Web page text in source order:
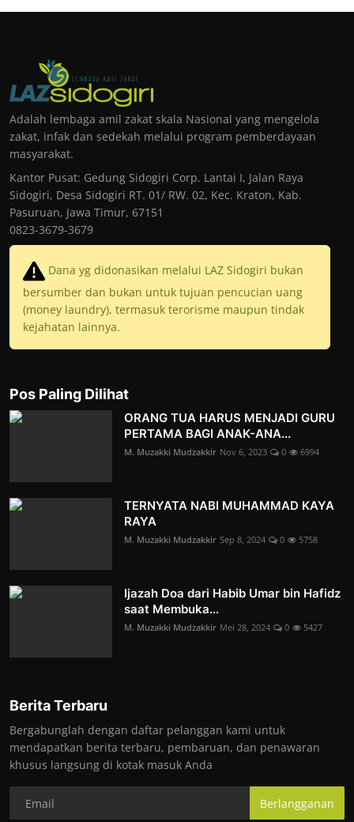
Adalah lembaga amil zakat skala Nasional yang mengelola
zakat, infak dan sedekah melalui program pemberdayaan
masyarakat.
Kantor Pusat: Gedung Sidogiri Corp. Lantai I, Jalan Raya
Sidogiri, Desa Sidogiri RT. 01/ RW. 02, Kec. Kraton, Kab.
Pasuruan, Jawa Timur, 67151
0823-3679-3679
Dana yg didonasikan melalui LAZ Sidogiri bukan
bersumber dan bukan untuk tujuan pencucian uang
(money laundry), termasuk terorisme maupun tindak
kejahatan lainnya.
Pos Paling Dilihat
ORANG TUA HARUS MENJADI GURU
PERTAMA BAGI ANAK-ANA...
M. Muzakki Mudzakkir Nov 6, 2023 0 6994
TERNYATA NABI MUHAMMAD KAYA
RAYA
M. Muzakki Mudzakkir Sep 8, 2024 0 5758
Ijazah Doa dari Habib Umar bin Hafidz
saat Membuka...
M. Muzakki Mudzakkir Mei 28, 2024 0 5427
Berita Terbaru
Bergabunglah dengan daftar pelanggan kami untuk
mendapatkan berita terbaru, pembaruan, dan penawaran
khusus langsung di kotak masuk Anda
Berlangganan